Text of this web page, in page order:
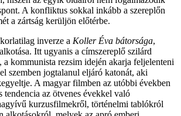
A konfliktus sokkal inkább a szereplőn
a zártság kerüljön előtérbe.
inverze a Koller Éva bátorsága,
Itt ugyanis a címszereplő szilárd
kommunista rezsim idején akarja feljelenteni
szemben jogtalanul eljáró katonát, aki
A magyar filmben az utóbbi években
tendencia az ötvenes évekkel való
kurzusfilmekről, történelmi tablókról